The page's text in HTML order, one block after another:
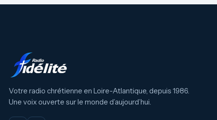
Votre radio chrétienne en Loire-Atlantique, depuis 1986.
Une voix ouverte sur le monde d’aujourd’hui.